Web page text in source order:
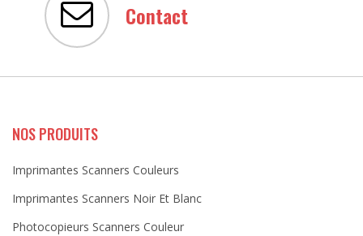
Contact
NOS PRODUITS
Imprimantes Scanners Couleurs
Imprimantes Scanners Noir Et Blanc
Photocopieurs Scanners Couleur